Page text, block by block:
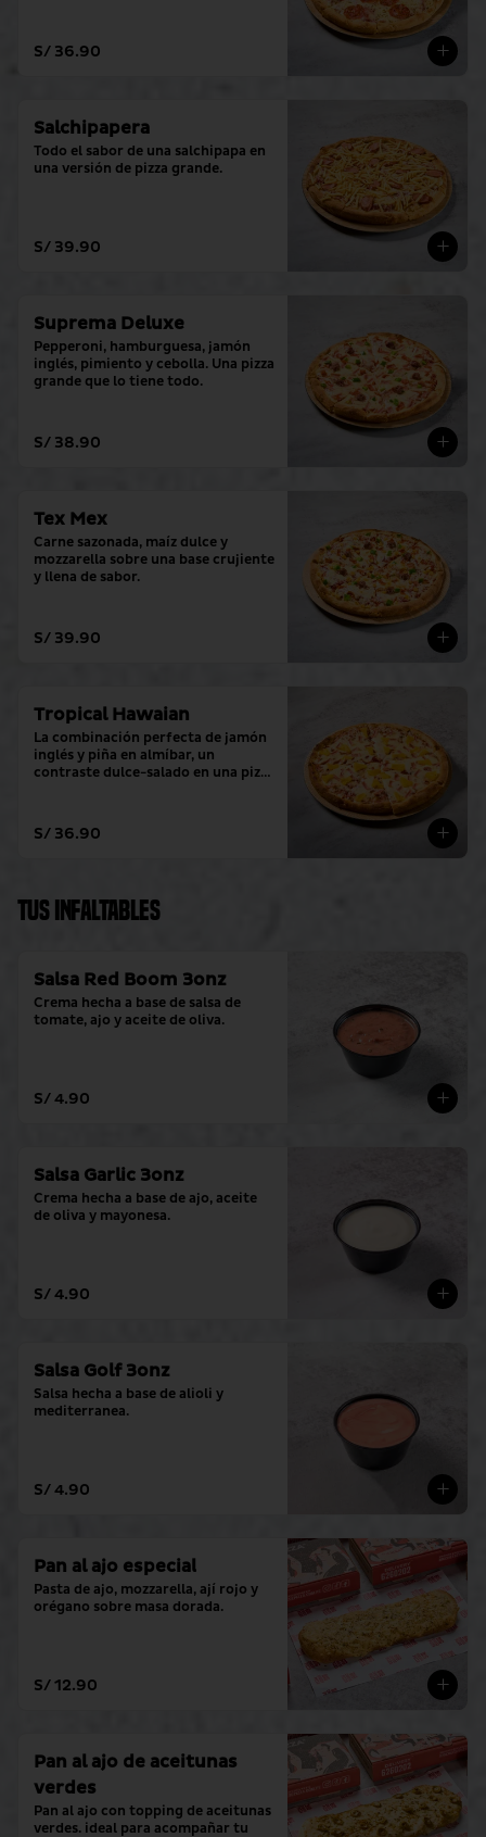
S/ 36.90
Salchipapera
Todo el sabor de una salchipapa en
una versión de pizza grande.
S/ 39.90
Suprema Deluxe
Pepperoni, hamburguesa, jamón
inglés, pimiento y cebolla. Una pizza
grande que lo tiene todo.
S/ 38.90
Tex Mex
Carne sazonada, maíz dulce y
mozzarella sobre una base crujiente
y llena de sabor.
S/ 39.90
Tropical Hawaian
La combinación perfecta de jamón
inglés y piña en almíbar, un
contraste dulce-salado en una pizza
S/ 36.90
Tus Infaltables
Salsa Red Boom 3onz
Crema hecha a base de salsa de
tomate, ajo y aceite de oliva.
S/ 4.90
Salsa Garlic 3onz
Crema hecha a base de ajo, aceite
de oliva y mayonesa.
S/ 4.90
Salsa Golf 3onz
Salsa hecha a base de alioli y
mediterranea.
S/ 4.90
Pan al ajo especial
Pasta de ajo, mozzarella, ají rojo y
orégano sobre masa dorada.
S/ 12.90
Pan al ajo de aceitunas
verdes
Pan al ajo con topping de aceitunas
verdes. ideal para acompañar tu